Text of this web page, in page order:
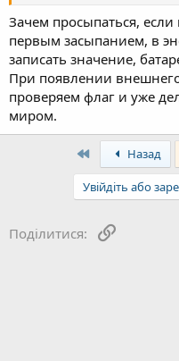
Зачем просыпаться,
первым засыпанием, в
записать значение,
При появлении
проверяем флаг и уже
миром.
Назад
Увійдіть або
Поділитися: